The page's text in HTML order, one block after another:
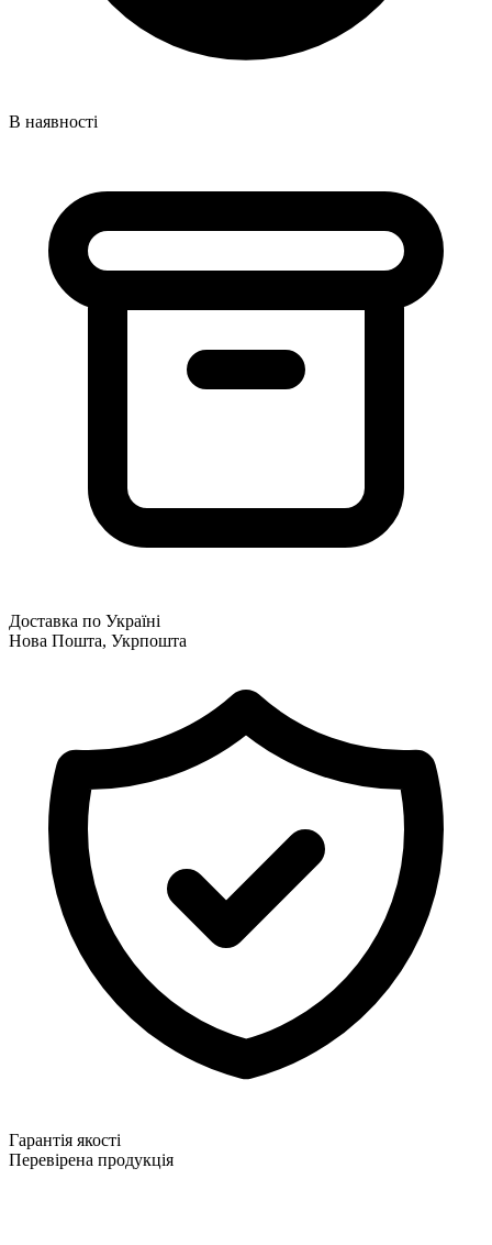
В наявності
Доставка по Україні
Нова Пошта, Укрпошта
Гарантія якості
Перевірена продукція